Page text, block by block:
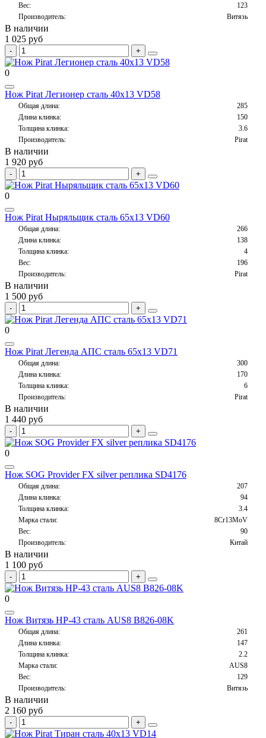
Вес:
123
Производитель:
Витязь
В наличии
1 025 руб
0
Нож Pirat Легионер сталь 40х13 VD58
Общая длина:
285
Длина клинка:
150
Толщина клинка:
3.6
Производитель:
Pirat
В наличии
1 920 руб
0
Нож Pirat Ныряльщик сталь 65х13 VD60
Общая длина:
266
Длина клинка:
138
Толщина клинка:
4
Вес:
196
Производитель:
Pirat
В наличии
1 500 руб
0
Нож Pirat Легенда АПС сталь 65х13 VD71
Общая длина:
300
Длина клинка:
170
Толщина клинка:
6
Производитель:
Pirat
В наличии
1 440 руб
0
Нож SOG Provider FX silver реплика SD4176
Общая длина:
207
Длина клинка:
94
Толщина клинка:
3.4
Марка стали:
8Cr13MoV
Вес:
90
Производитель:
Китай
В наличии
1 100 руб
0
Нож Витязь НР-43 сталь AUS8 B826-08K
Общая длина:
261
Длина клинка:
147
Толщина клинка:
2.2
Марка стали:
AUS8
Вес:
129
Производитель:
Витязь
В наличии
2 160 руб